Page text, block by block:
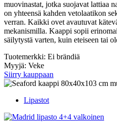
muovinastat, jotka suojavat lattiaa
on yhteensä kahden vetolaatikon
verran. Kaikki ovet avautuvat
mekanismilla. Kaappi sopii
säilytystä varten, kuin eteiseen tai
Tuotemerkki: Ei brändiä
Myyjä: Veke
Siirry kauppaan
Lipastot